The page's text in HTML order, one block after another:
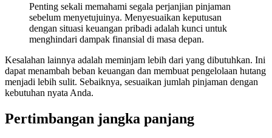
Penting sekali memahami segala perjanjian pinjaman
sebelum menyetujuinya. Menyesuaikan keputusan
dengan situasi keuangan pribadi adalah kunci untuk
menghindari dampak finansial di masa depan.
Kesalahan lainnya adalah meminjam lebih dari yang dibutuhkan. Ini
dapat menambah beban keuangan dan membuat pengelolaan hutang
menjadi lebih sulit. Sebaiknya, sesuaikan jumlah pinjaman dengan
kebutuhan nyata Anda.
Pertimbangan jangka panjang